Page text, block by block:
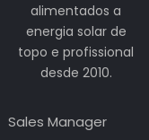
alimentados a
energia solar de
topo e profissional
desde 2010.
Sales Manager